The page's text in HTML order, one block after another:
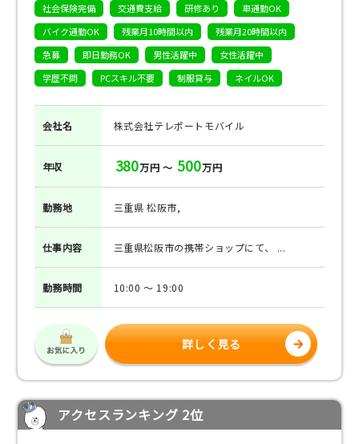
社会保険完備
交通費支給 研修あり
車通勤OK
バイク通勤OK
残業月10時間以内
残業月20時間以内
急募
即日勤務OK 男性活躍中
女性活躍中
学歴不問
PCスキル不要 制服貸与 ネイルOK
会社名 株式会社テレポートモバイル
年収 380万円 ～ 500万円
勤務地 三重県 松阪市,
仕事内容 三重県松阪市の携帯ショップにて、 ...
勤務時間 10:00 ～ 19:00
詳しく見る
アクセスランキング 2位